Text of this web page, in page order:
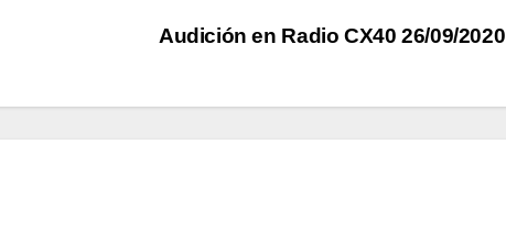
Audición en Radio CX40 26/09/2020